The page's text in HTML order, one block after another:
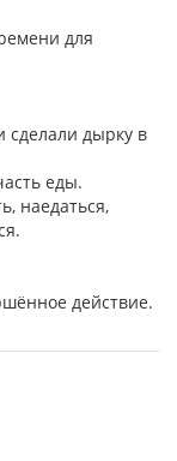
для
сделали дырку в
еды.
наедаться,
действие.